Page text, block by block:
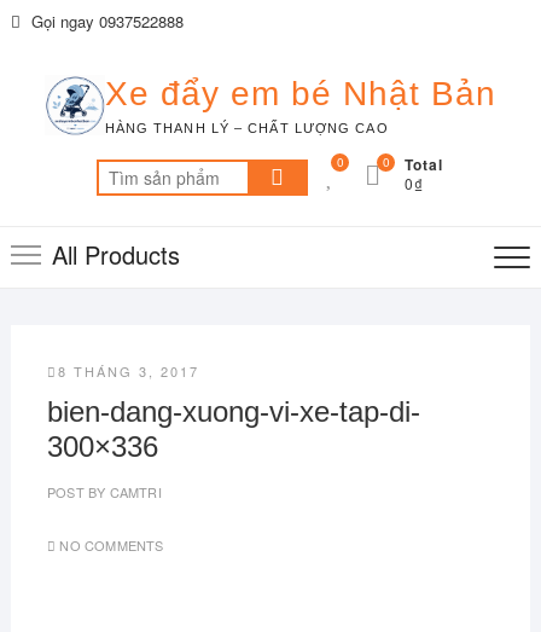
SkipGọi ngay 0937522888
Xe đẩy em bé Nhật Bản
HÀNG THANH LÝ – CHẤT LƯỢNG CAO
Tìm
kiếm:
0 Total
0₫
0
All Products
8 THÁNG 3, 2017
bien-dang-xuong-vi-xe-tap-di-
300×336
POST BY CAMTRI
NO COMMENTS